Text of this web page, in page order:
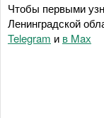
Чтобы первыми
Ленинградской
Telegram и в Maх